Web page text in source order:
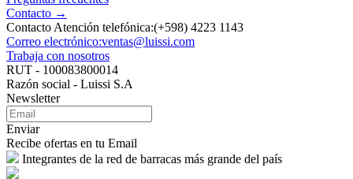
Contacto →
Contacto Atención telefónica:(+598) 4223 1143
Correo electrónico:ventas@luissi.com
Trabaja con nosotros
RUT - 100083800014
Razón social - Luissi S.A
Newsletter
Enviar
Recibe ofertas en tu Email
Integrantes de la red de barracas más grande del país